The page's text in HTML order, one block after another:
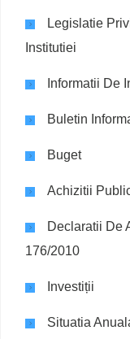
Legislatie
Institutiei
Informatii De
Buletin
Buget
Achizitii
Declaratii De
176/2010
Investiții
Situatia